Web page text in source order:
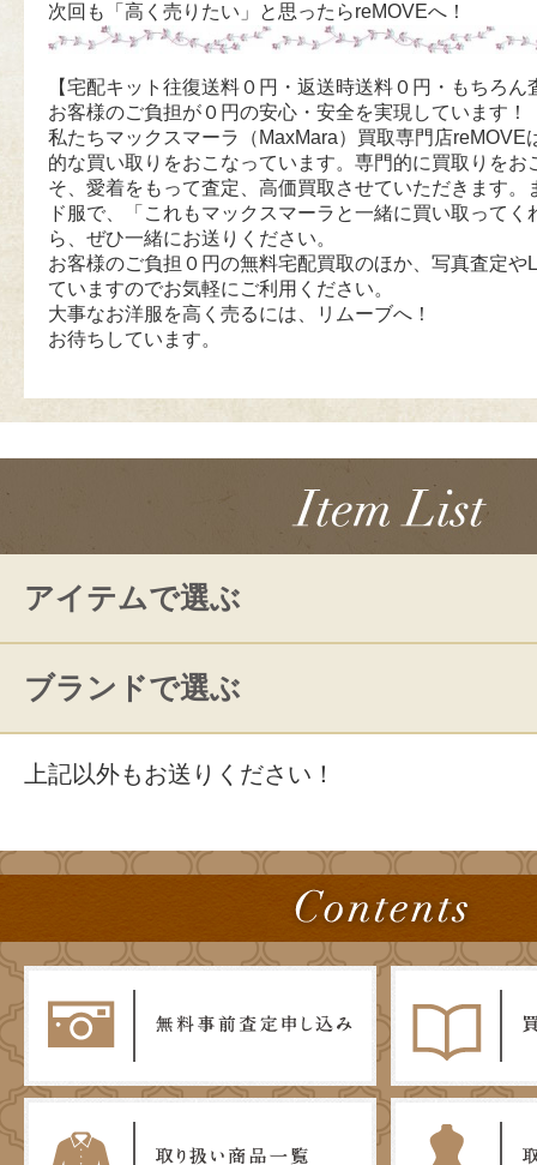
次回も「高く売りたい」と思ったらreMOVEへ！
【宅配キット往復送料０円・返送時送料０円・もちろん
お客様のご負担が０円の安心・安全を実現しています！
私たちマックスマーラ（MaxMara）買取専門店reMOVE
的な買い取りをおこなっています。専門的に買取りをお
そ、愛着をもって査定、高価買取させていただきます。
ド服で、「これもマックスマーラと一緒に買い取ってく
ら、ぜひ一緒にお送りください。
お客様のご負担０円の無料宅配買取のほか、写真査定や
ていますのでお気軽にご利用ください。
大事なお洋服を高く売るには、リムーブへ！
お待ちしています。
アイテムで選ぶ
ブランドで選ぶ
上記以外もお送りください！